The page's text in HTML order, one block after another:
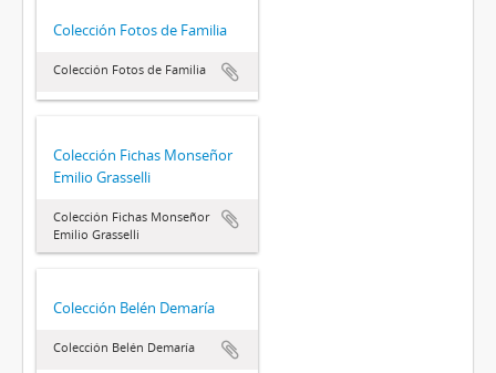
Colección Fotos de Familia
Colección Fotos de Familia
Colección Fichas Monseñor
Emilio Grasselli
Colección Fichas Monseñor
Emilio Grasselli
Colección Belén Demaría
Colección Belén Demaría